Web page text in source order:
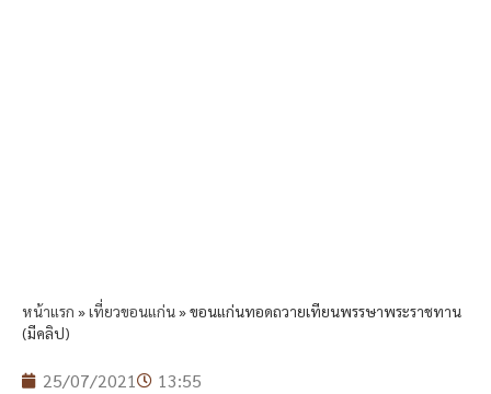
หน้าแรก »เที่ยวขอนแก่น»ขอนแก่นทอดถวายเทียนพรรษาพระราชทาน
(มีคลิป)
25/07/2021 13:55